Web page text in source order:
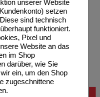
unserer Website
setzen
sind technisch
funktioniert.
Pixel und
Website an das
im Shop
darüber, wie Sie
ein, um den Shop
zugeschnittene
Bestellung